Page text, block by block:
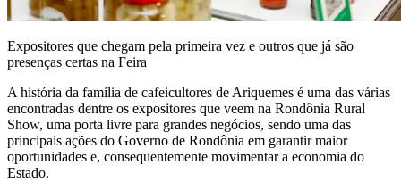
Expositores que chegam pela primeira vez e outros que já são
presenças certas na Feira
A história da família de cafeicultores de Ariquemes é uma das várias
encontradas dentre os expositores que veem na Rondônia Rural
Show, uma porta livre para grandes negócios, sendo uma das
principais ações do Governo de Rondônia em garantir maior
oportunidades e, consequentemente movimentar a economia do
Estado.